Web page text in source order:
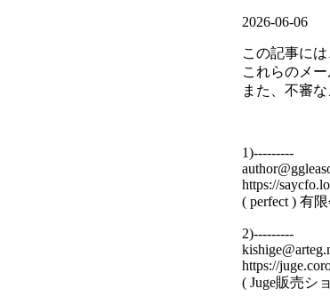
2026-06-06
この記事に
これらのメ
また、不審
1)---------
https://
( perfect ) 有
2)---------
https://
( Juge販売シ